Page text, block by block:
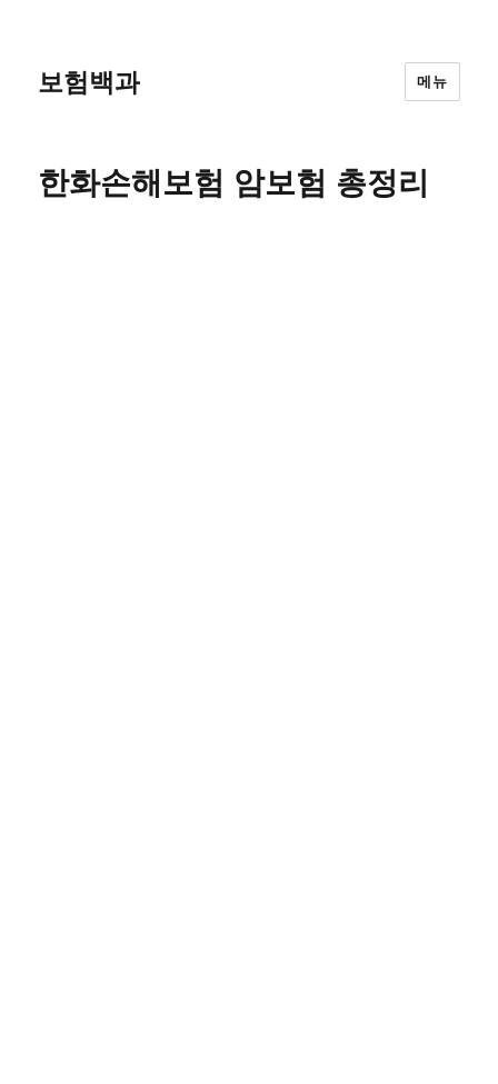
보험백과 메뉴
한화손해보험 암보험 총정리